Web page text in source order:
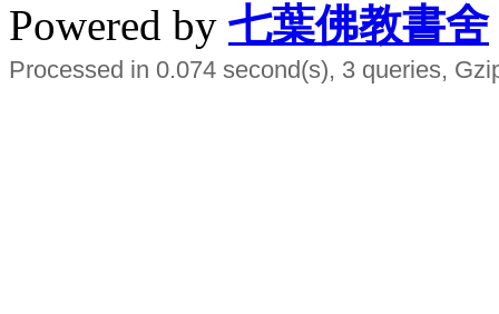
Powered by 七葉佛教書舍
Processed in 0.074 second(s), 3 queries,